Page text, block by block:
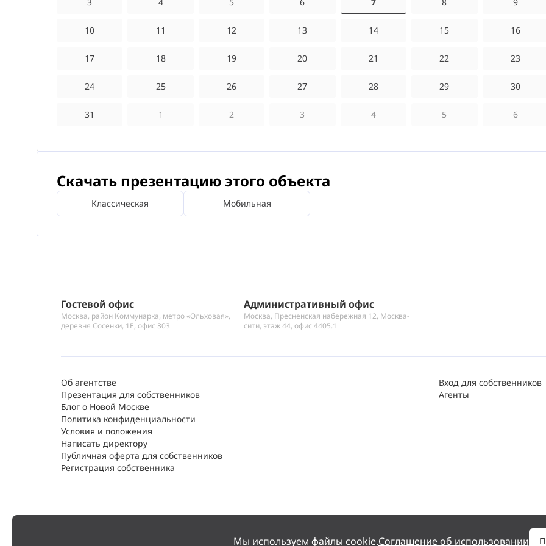
Мы используем файлы cookie.Соглашение об использовании
10 11 12 13 14 15 16
17 18 19 20 21 22 23
24 25 26 27 28 29 30
31 1 2 3 4 5 6
Скачать презентацию этого объекта
Классическая Мобильная
Гостевой офис
Москва, район Коммунарка, метро «Ольховая»,
деревня Сосенки, 1Е, офис 303
Административный офис
Москва, Пресненская набережная 12, Москва-
сити, этаж 44, офис 4405.1
Об агентстве
Презентация для собственников
Блог о Новой Москве
Политика конфиденциальности
Условия и положения
Написать директору
Публичная оферта для собственников
Регистрация собственника
Вход для собственников
Агенты